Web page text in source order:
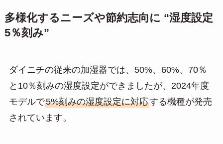
多様化するニーズや節約志向に “湿度設定
5％刻み”
ダイニチの従来の加湿器では、50%、60%、70％
と10％刻みの湿度設定ができましたが、2024年度
モデルで5%刻みの湿度設定に対応する機種が発売
されています。